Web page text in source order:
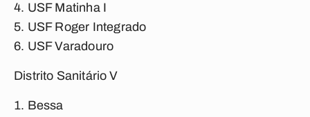
USF Matinha I
USF Roger Integrado
USF Varadouro
Distrito Sanitário V
Bessa